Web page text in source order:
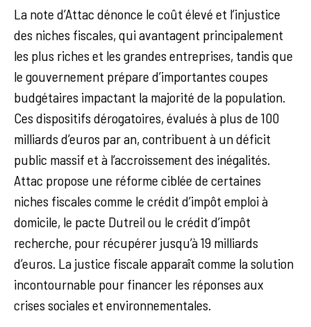
La note d’Attac dénonce le coût élevé et l’injustice
des niches fiscales, qui avantagent principalement
les plus riches et les grandes entreprises, tandis que
le gouvernement prépare d’importantes coupes
budgétaires impactant la majorité de la population.
Ces dispositifs dérogatoires, évalués à plus de 100
milliards d’euros par an, contribuent à un déficit
public massif et à l’accroissement des inégalités.
Attac propose une réforme ciblée de certaines
niches fiscales comme le crédit d’impôt emploi à
domicile, le pacte Dutreil ou le crédit d’impôt
recherche, pour récupérer jusqu’à 19 milliards
d’euros. La justice fiscale apparaît comme la solution
incontournable pour financer les réponses aux
crises sociales et environnementales.